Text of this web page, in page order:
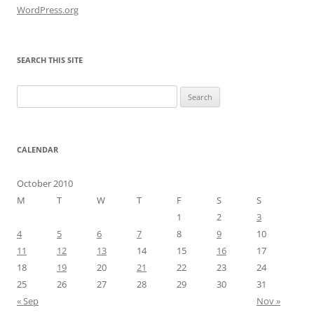
WordPress.org
SEARCH THIS SITE
for:
CALENDAR
October 2010
M
T W T F S
S
1
2
3
4
5 6 7 8 9
10
11
12 13 14 15 16
17
18
19 20 21 22 23
24
25
26 27 28 29 30
31
« Sep
Nov »